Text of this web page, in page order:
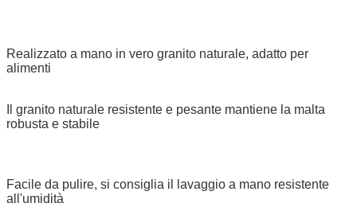
Realizzato a mano in vero granito naturale, adatto per
alimenti
Il granito naturale resistente e pesante mantiene la malta
robusta e stabile
Facile da pulire, si consiglia il lavaggio a mano resistente
all'umidità